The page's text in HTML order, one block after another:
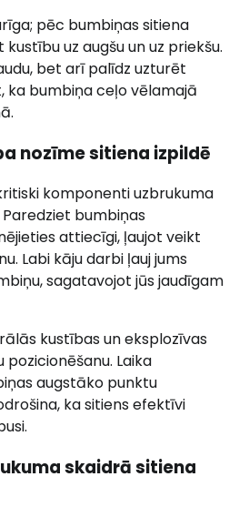
pēc bumbiņas sitiena
uz augšu un uz priekšu.
bet arī palīdz uzturēt
ka bumbiņa ceļo vēlamajā
nozīme sitiena izpildē
komponenti uzbrukuma
bumbiņas
attiecīgi, ļaujot veikt
Labi kāju darbi ļauj jums
sagatavojot jūs jaudīgam
kustības un eksplozīvas
pozicionēšanu. Laika
augstāko punktu
ka sitiens efektīvi
skaidrā sitiena